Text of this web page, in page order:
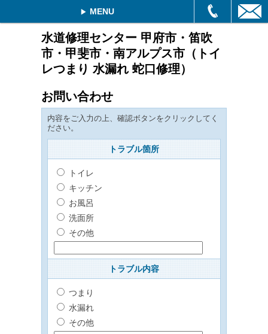
MENU
水道修理センター 甲府市・笛吹
市・甲斐市・南アルプス市（トイ
レつまり 水漏れ 蛇口修理）
お問い合わせ
内容をご入力の上、確認ボタンをクリックしてく
ださい。
トラブル箇所
トイレ
キッチン
お風呂
洗面所
その他
トラブル内容
つまり
水漏れ
その他